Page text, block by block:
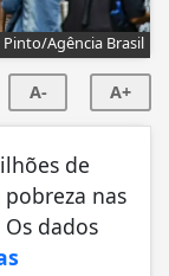
Pinto/Agência Brasil
A- A+
de
nas
dados